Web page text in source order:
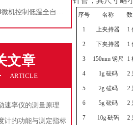
JBW-300BYⅡ微机控制低温全自动冲击试验机
文章
ARTICLE
速率仪的测量原理
计的功能与测定指标
序号 名称
1 上夹持器 1
2 下夹持器 1
3 150mm 钢尺 1
4 1g 砝码 2
5 2g 砝码 2
6 5g 砝码 2
7 10g 砝码 2